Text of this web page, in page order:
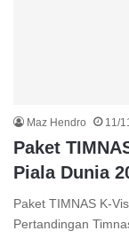
Maz Hendro 11/
Paket
Piala Dunia
Paket TIMNAS K-
Pertandingan